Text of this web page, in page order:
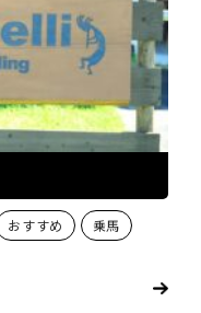
おすすめ
乗馬